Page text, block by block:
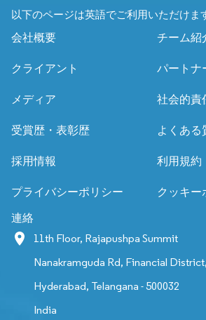
以下のページは英語でご利用いただけま
会社概要
チーム紹
クライアント パートナ
メディア 社会的責
受賞歴・表彰歴 よくある
採用情報 利用規約
プライバシーポリシー クッキー
連絡
11th Floor, Rajapushpa Summit
Nanakramguda Rd, Financial
Hyderabad, Telangana - 500032
India